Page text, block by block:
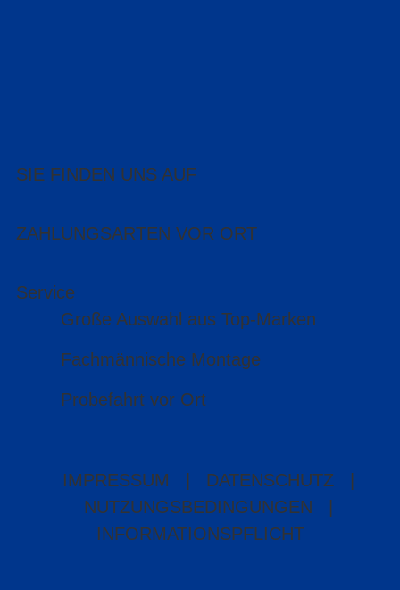
SIE FINDEN UNS AUF
ZAHLUNGSARTEN VOR ORT
Service
Große Auswahl aus Top-Marken
Fachmännische Montage
Probefahrt vor Ort
IMPRESSUM DATENSCHUTZ
NUTZUNGSBEDINGUNGEN
INFORMATIONSPFLICHT